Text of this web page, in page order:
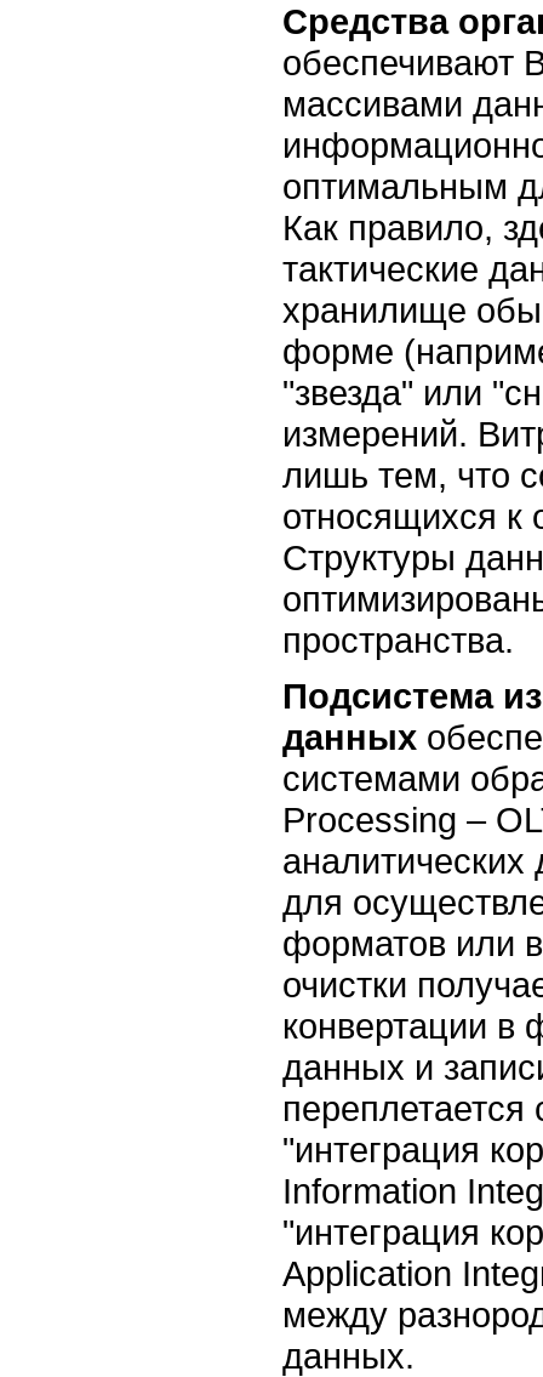
Средства
обеспечивают
массивами
оптимальным
Как правило,
тактические
хранилище
форме
"звезда" или
измерений.
лишь тем, что
относящихся к
Структуры
пространства.
Подсистема
данных
системами
Processing –
для
форматов или
очистки
конвертации в
данных и
переплетается
"интеграция
Information
"интеграция
Application
между
данных.